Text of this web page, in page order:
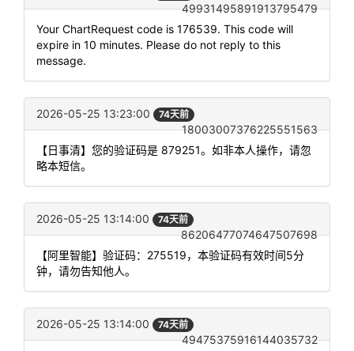
49931495891913795479
Your ChartRequest code is 176539. This code will
expire in 10 minutes. Please do not reply to this
message.
2026-05-25 13:23:00 74天前
18003007376225551563
【日事清】您的验证码是 879251。如非本人操作，请忽
略本短信。
2026-05-25 13:14:00 74天前
86206477074647507698
【阿里智能】验证码：275519，本验证码有效时间5分
钟，请勿告知他人。
2026-05-25 13:14:00 74天前
49475375916144035732